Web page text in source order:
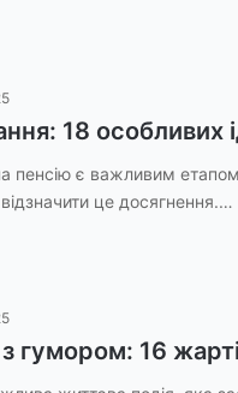
18 особливих
пенсію є важливим
це досягнення.…
гумором: 16